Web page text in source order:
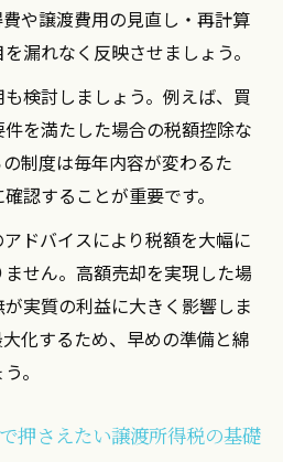
や譲渡費用の見直し・再計算
漏れなく反映させましょう。
検討しましょう。例えば、買
を満たした場合の税額控除な
制度は毎年内容が変わるた
認することが重要です。
ドバイスにより税額を大幅に
せん。高額売却を実現した場
実質の利益に大きく影響しま
化するため、早めの準備と綿
。
押さえたい譲渡所得税の基礎